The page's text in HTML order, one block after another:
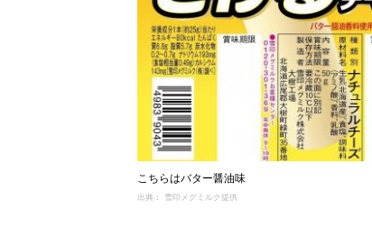
こちらはバター醤油味
出典： 雪印メグミルク提供